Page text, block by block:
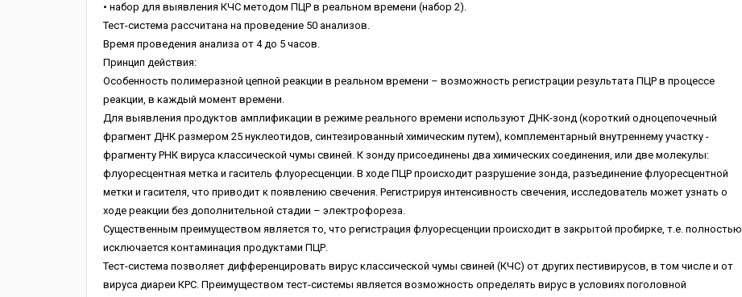
• набор для выявления КЧС методом ПЦР в реальном времени (набор 2).
Тест-система рассчитана на проведение 50 анализов.
Время проведения анализа от 4 до 5 часов.
Принцип действия:
Особенность полимеразной цепной реакции в реальном времени – возможность регистрации результата ПЦР в процессе
реакции, в каждый момент времени.
Для выявления продуктов амплификации в режиме реального времени используют ДНК-зонд (короткий одноцепочечный
фрагмент ДНК размером 25 нуклеотидов, синтезированный химическим путем), комплементарный внутреннему участку -
фрагменту РНК вируса классической чумы свиней. К зонду присоединены два химических соединения, или две молекулы:
флуоресцентная метка и гаситель флуоресценции. В ходе ПЦР происходит разрушение зонда, разъединение флуоресцентной
метки и гасителя, что приводит к появлению свечения. Регистрируя интенсивность свечения, исследователь может узнать о
ходе реакции без дополнительной стадии – электрофореза.
Существенным преимуществом является то, что регистрация флуоресценции происходит в закрытой пробирке, т.е. полностью
исключается контаминация продуктами ПЦР.
Тест-система позволяет дифференцировать вирус классической чумы свиней (КЧС) от других пестивирусов, в том числе и от
вируса диареи КРС. Преимуществом тест-системы является возможность определять вирус в условиях поголовной